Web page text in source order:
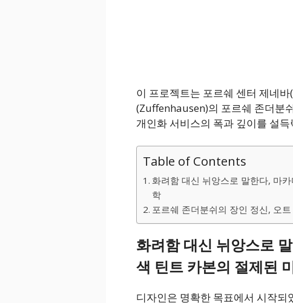
이 프로젝트는 포르쉐 센터 제네
(Zuffenhausen)의 포르쉐 존더분
개인화 서비스의 폭과 깊이를 설
Table of Contents
화려함 대신 뉘앙스로 말한다, 마
학
포르쉐 존더분쉬의 장인 정신, 오
화려함 대신 뉘앙스로
색 틴트 카본의 절제된
디자인은 명확한 목표에서 시작